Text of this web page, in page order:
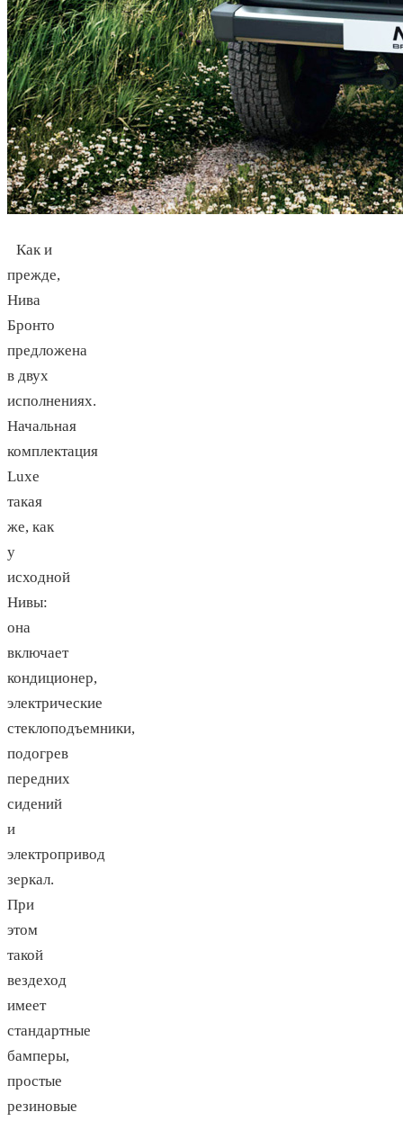
Как и
прежде,
Нива
Бронто
предложена
в двух
исполнениях.
Начальная
комплектация
Luxe
такая
же, как
у
исходной
Нивы:
она
включает
кондиционер,
электрические
стеклоподъемники,
подогрев
передних
сидений
и
электропривод
зеркал.
При
этом
такой
вездеход
имеет
стандартные
бамперы,
простые
резиновые